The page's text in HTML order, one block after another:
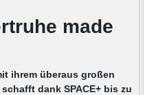
made
ihrem überaus großen
dank SPACE+ bis zu